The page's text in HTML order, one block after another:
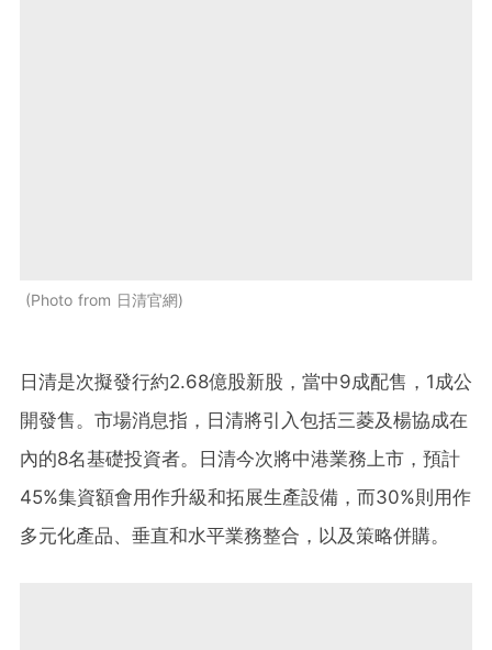
Photo from 日清官網
日清是次擬發行約2.68億股新股，當中9成配售，1成公
開發售。市場消息指，日清將引入包括三菱及楊協成在
內的8名基礎投資者。日清今次將中港業務上市，預計
45%集資額會用作升級和拓展生產設備，而30%則用作
多元化產品、垂直和水平業務整合，以及策略併購。